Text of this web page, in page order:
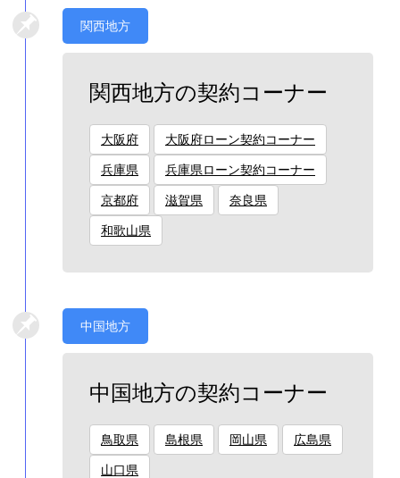
関西地方
関西地方の契約コーナー
大阪府 大阪府ローン契約コーナー
兵庫県 兵庫県ローン契約コーナー
京都府 滋賀県 奈良県
和歌山県
中国地方
中国地方の契約コーナー
鳥取県 島根県 岡山県 広島県
山口県